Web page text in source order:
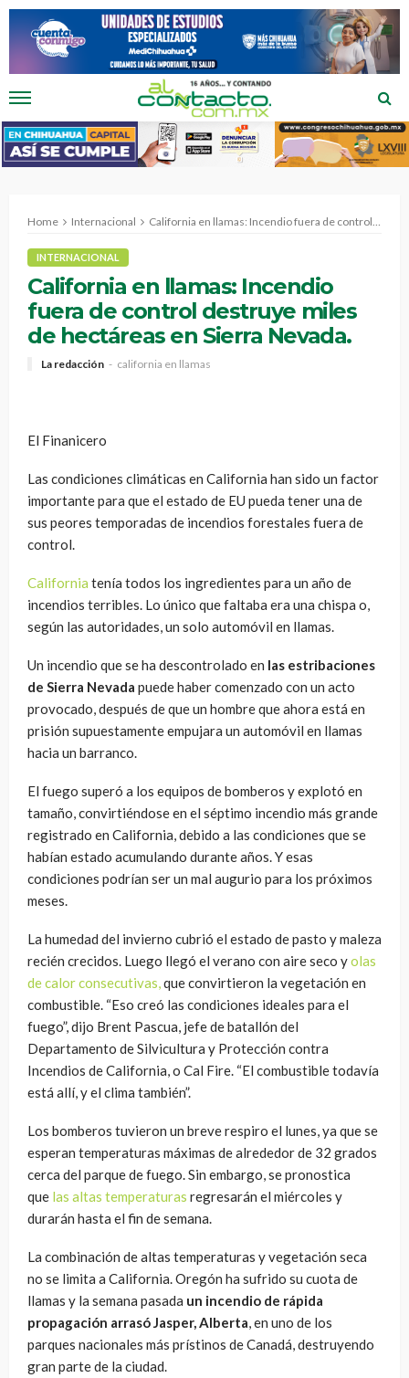
Home Internacional California en llamas: Incendio fuera de control destruye miles de hectáreas en Sierra Nevada.
INTERNACIONAL
California en llamas: Incendio
fuera de control destruye miles
de hectáreas en Sierra Nevada.
La redacción california en llamas
El Finanicero
Las condiciones climáticas en California han sido un factor
importante para que el estado de EU pueda tener una de
sus peores temporadas de incendios forestales fuera de
control.
California tenía todos los ingredientes para un año de
incendios terribles. Lo único que faltaba era una chispa o,
según las autoridades, un solo automóvil en llamas.
Un incendio que se ha descontrolado en las estribaciones
de Sierra Nevada puede haber comenzado con un acto
provocado, después de que un hombre que ahora está en
prisión supuestamente empujara un automóvil en llamas
hacia un barranco.
El fuego superó a los equipos de bomberos y explotó en
tamaño, convirtiéndose en el séptimo incendio más grande
registrado en California, debido a las condiciones que se
habían estado acumulando durante años. Y esas
condiciones podrían ser un mal augurio para los próximos
meses.
La humedad del invierno cubrió el estado de pasto y maleza
recién crecidos. Luego llegó el verano con aire seco yolas
de calor consecutivas,que convirtieron la vegetación en
combustible. “Eso creó las condiciones ideales para el
fuego”, dijo Brent Pascua, jefe de batallón del
Departamento de Silvicultura y Protección contra
Incendios de California, o Cal Fire. “El combustible todavía
está allí, y el clima también”.
Los bomberos tuvieron un breve respiro el lunes, ya que se
esperan temperaturas máximas de alrededor de 32 grados
cerca del parque de fuego. Sin embargo, se pronostica
que las altas temperaturas regresarán el miércoles y
durarán hasta el fin de semana.
La combinación de altas temperaturas y vegetación seca
no se limita a California. Oregón ha sufrido su cuota de
llamas y la semana pasada un incendio de rápida
propagación arrasó Jasper, Alberta, en uno de los
parques nacionales más prístinos de Canadá, destruyendo
gran parte de la ciudad.